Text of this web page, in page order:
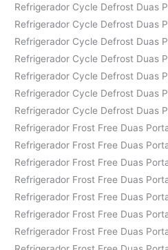
Refrigerador Cycle Defrost Duas
Refrigerador Cycle Defrost Duas
Refrigerador Cycle Defrost Duas
Refrigerador Cycle Defrost Duas
Refrigerador Cycle Defrost Duas
Refrigerador Cycle Defrost Duas
Refrigerador Cycle Defrost Duas
Refrigerador Frost Free Duas
Refrigerador Frost Free Duas
Refrigerador Frost Free Duas
Refrigerador Frost Free Duas
Refrigerador Frost Free Duas
Refrigerador Frost Free Duas
Refrigerador Frost Free Duas